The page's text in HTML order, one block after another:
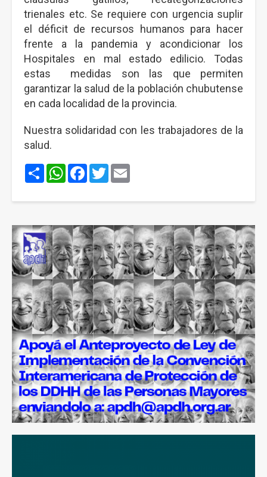
trienales etc. Se requiere con urgencia suplir
el déficit de recursos humanos para hacer
frente a la pandemia y acondicionar los
Hospitales en mal estado edilicio. Todas
estas medidas son las que permiten
garantizar la salud de la población chubutense
en cada localidad de la provincia.
Nuestra solidaridad con les trabajadores de la
salud.
ShareWhatsApp
Facebook
Twitter